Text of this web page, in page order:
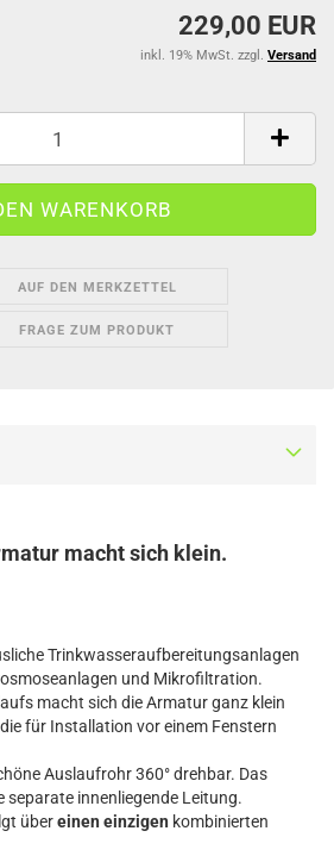
229,00 EUR
inkl. 19% MwSt. zzgl. Versand
AUF DEN MERKZETTEL
FRAGE ZUM PRODUKT
macht sich klein.
Trinkwasseraufbereitungsanlagen
und Mikrofiltration.
macht sich die Armatur ganz klein
für Installation vor einem Fenstern
Auslaufrohr 360° drehbar. Das
separate innenliegende Leitung.
übereinen einzigen kombinierten